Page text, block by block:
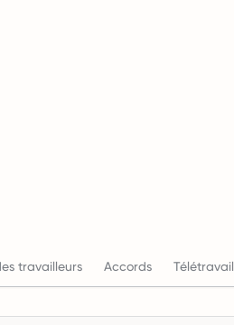
travailleurs Accords Télétravail